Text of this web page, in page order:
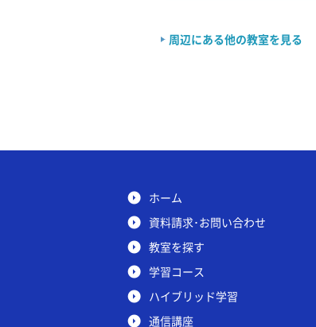
周辺にある他の教室を見る
ホーム
資料請求･お問い合わせ
教室を探す
学習コース
ハイブリッド学習
通信講座